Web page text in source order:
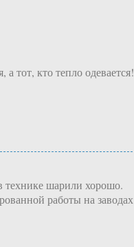
а тот, кто тепло одевается!
технике шарили хорошо.
работы на заводах